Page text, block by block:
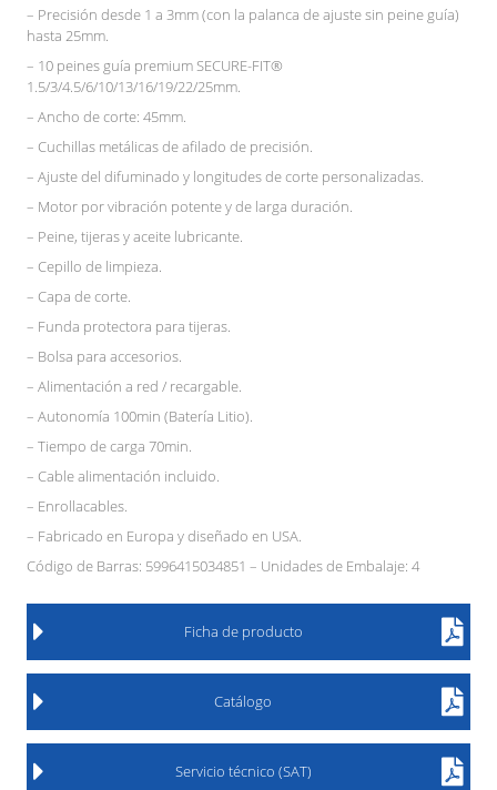
– Precisión desde 1 a 3mm (con la palanca de ajuste sin peine guía)
hasta 25mm.
– 10 peines guía premium SECURE-FIT®
1.5/3/4.5/6/10/13/16/19/22/25mm.
– Ancho de corte: 45mm.
– Cuchillas metálicas de afilado de precisión.
– Ajuste del difuminado y longitudes de corte personalizadas.
– Motor por vibración potente y de larga duración.
– Peine, tijeras y aceite lubricante.
– Cepillo de limpieza.
– Capa de corte.
– Funda protectora para tijeras.
– Bolsa para accesorios.
– Alimentación a red / recargable.
– Autonomía 100min (Batería Litio).
– Tiempo de carga 70min.
– Cable alimentación incluido.
– Enrollacables.
– Fabricado en Europa y diseñado en USA.
Código de Barras: 5996415034851 – Unidades de Embalaje: 4
Ficha de producto
Catálogo
Servicio técnico (SAT)